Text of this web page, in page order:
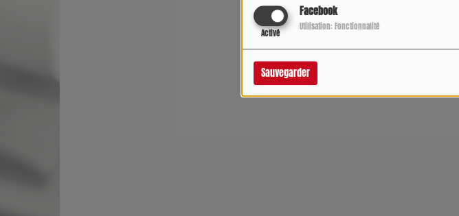
Facebook
Activé
Utilisation: Fonctionnalité
Sauvegarder